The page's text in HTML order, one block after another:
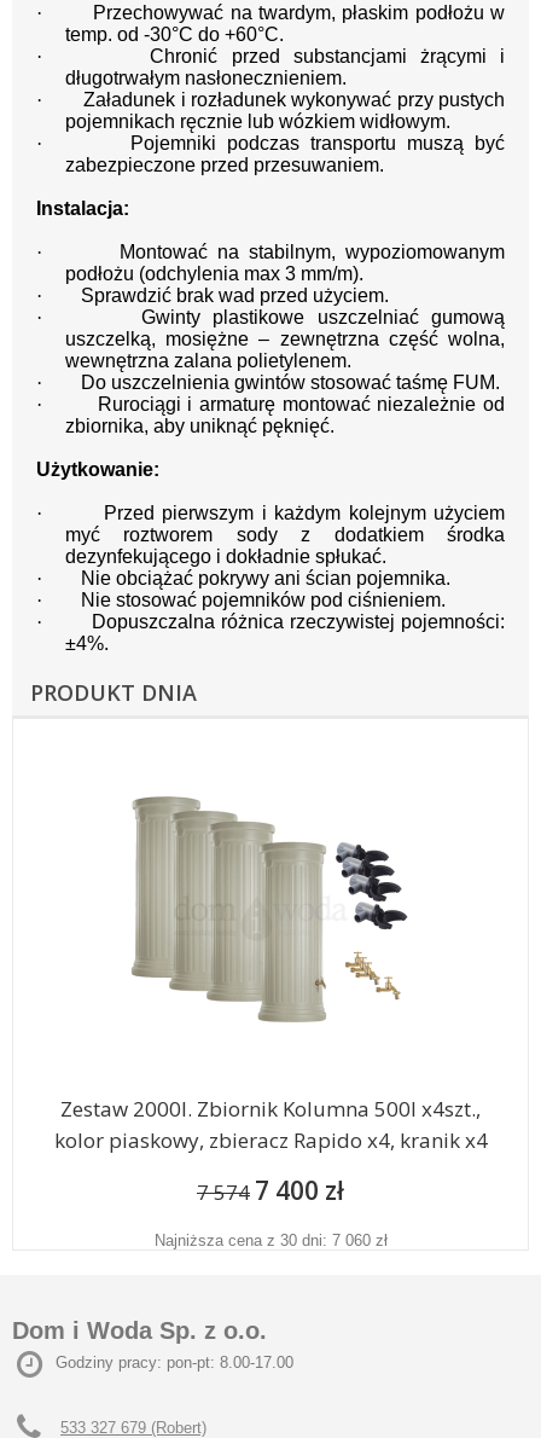
·
Przechowywać na twardym, płaskim podłożu w
temp. od -30°C do +60°C.
·
Chronić przed substancjami żrącymi i
długotrwałym nasłonecznieniem.
·
Załadunek i rozładunek wykonywać przy pustych
pojemnikach ręcznie lub wózkiem widłowym.
·
Pojemniki podczas transportu muszą być
zabezpieczone przed przesuwaniem.
Instalacja:
·
Montować na stabilnym, wypoziomowanym
podłożu (odchylenia max 3 mm/m).
·
Sprawdzić brak wad przed użyciem.
·
Gwinty plastikowe uszczelniać gumową
uszczelką, mosiężne – zewnętrzna część wolna,
wewnętrzna zalana polietylenem.
·
Do uszczelnienia gwintów stosować taśmę FUM.
·
Rurociągi i armaturę montować niezależnie od
zbiornika, aby uniknąć pęknięć.
Użytkowanie:
·
Przed pierwszym i każdym kolejnym użyciem
myć roztworem sody z dodatkiem środka
dezynfekującego i dokładnie spłukać.
·
Nie obciążać pokrywy ani ścian pojemnika.
·
Nie stosować pojemników pod ciśnieniem.
·
Dopuszczalna różnica rzeczywistej pojemności:
±4%.
PRODUKT DNIA
Zestaw 2000l. Zbiornik Kolumna 500l x4szt.,
kolor piaskowy, zbieracz Rapido x4, kranik x4
7 574 7 400 zł
Najniższa cena z 30 dni: 7 060 zł
Dom i Woda Sp. z o.o.
Godziny pracy: pon-pt: 8.00-17.00
533 327 679 (Robert)